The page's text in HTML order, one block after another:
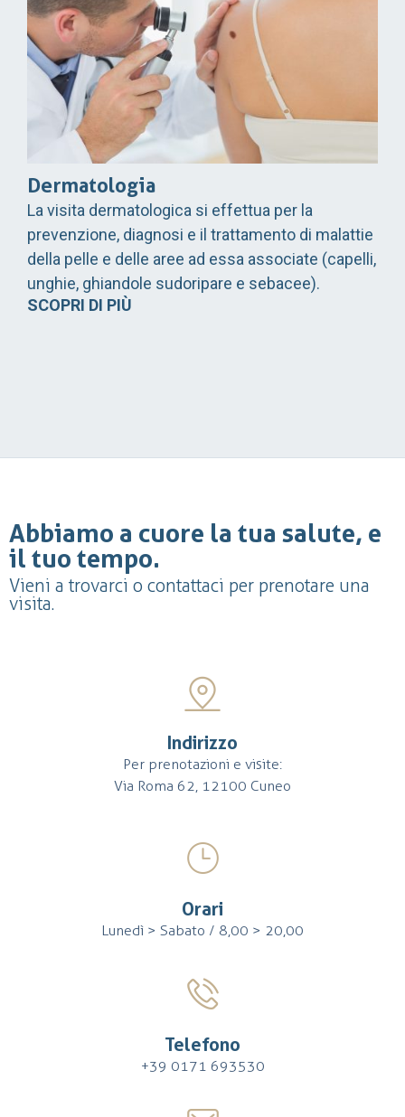
Dermatologia
La visita dermatologica si effettua per la
prevenzione, diagnosi e il trattamento di malattie
della pelle e delle aree ad essa associate (capelli,
unghie, ghiandole sudoripare e sebacee).
SCOPRI DI PIÙ
Abbiamo a cuore la tua salute, e
il tuo tempo.
Vieni a trovarci o contattaci per prenotare una
visita.
Indirizzo
Per prenotazioni e visite:
Via Roma 62, 12100 Cuneo
Orari
Lunedì > Sabato / 8,00 > 20,00
Telefono
+39 0171 693530